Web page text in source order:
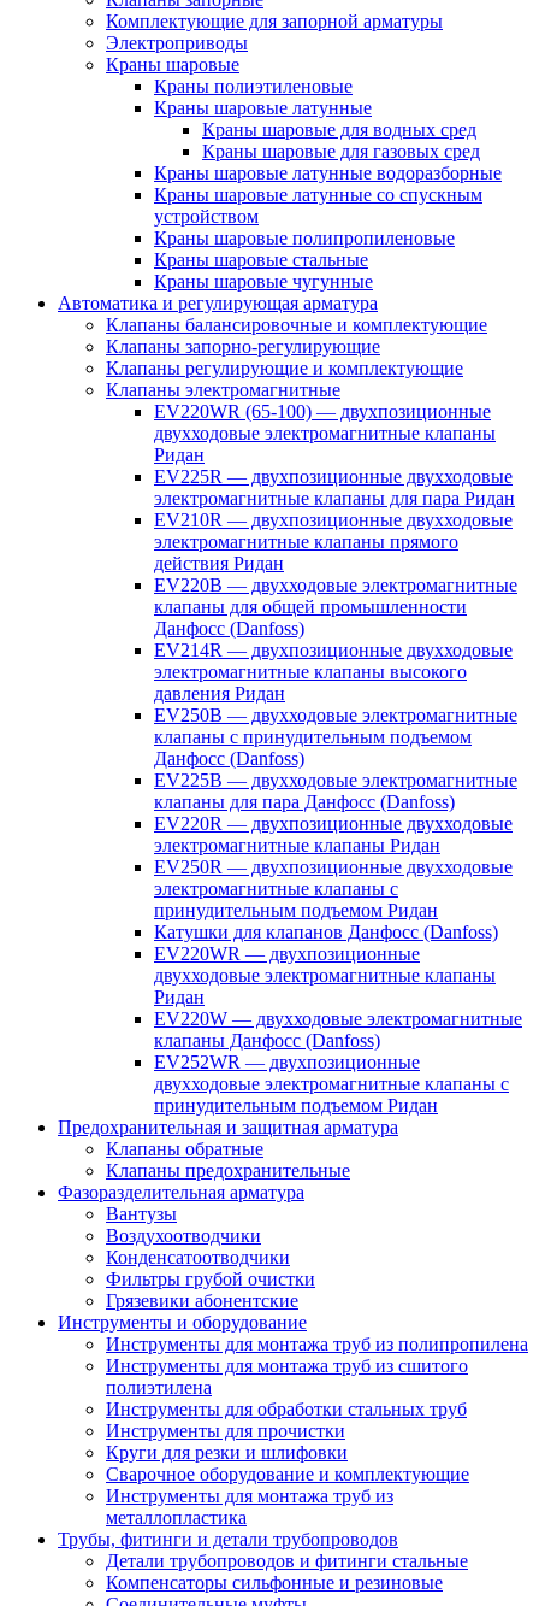
Комплектующие для запорной арматуры
Электроприводы
Краны шаровые
Краны полиэтиленовые
Краны шаровые латунные
Краны шаровые для водных сред
Краны шаровые для газовых сред
Краны шаровые латунные водоразборные
Краны шаровые латунные со спускным
устройством
Краны шаровые полипропиленовые
Краны шаровые стальные
Краны шаровые чугунные
Автоматика и регулирующая арматура
Клапаны балансировочные и комплектующие
Клапаны запорно-регулирующие
Клапаны регулирующие и комплектующие
Клапаны электромагнитные
EV220WR (65-100) — двухпозиционные
двухходовые электромагнитные клапаны
Ридан
EV225R — двухпозиционные двухходовые
электромагнитные клапаны для пара Ридан
EV210R — двухпозиционные двухходовые
электромагнитные клапаны прямого
действия Ридан
EV220B — двухходовые электромагнитные
клапаны для общей промышленности
Данфосс (Danfoss)
EV214R — двухпозиционные двухходовые
электромагнитные клапаны высокого
давления Ридан
EV250B — двухходовые электромагнитные
клапаны с принудительным подъемом
Данфосс (Danfoss)
EV225B — двухходовые электромагнитные
клапаны для пара Данфосс (Danfoss)
EV220R — двухпозиционные двухходовые
электромагнитные клапаны Ридан
EV250R — двухпозиционные двухходовые
электромагнитные клапаны с
принудительным подъемом Ридан
Катушки для клапанов Данфосс (Danfoss)
EV220WR — двухпозиционные
двухходовые электромагнитные клапаны
Ридан
EV220W — двухходовые электромагнитные
клапаны Данфосс (Danfoss)
EV252WR — двухпозиционные
двухходовые электромагнитные клапаны с
принудительным подъемом Ридан
Предохранительная и защитная арматура
Клапаны обратные
Клапаны предохранительные
Фазоразделительная арматура
Вантузы
Воздухоотводчики
Конденсатоотводчики
Фильтры грубой очистки
Грязевики абонентские
Инструменты и оборудование
Инструменты для монтажа труб из полипропилена
Инструменты для монтажа труб из сшитого
полиэтилена
Инструменты для обработки стальных труб
Инструменты для прочистки
Круги для резки и шлифовки
Сварочное оборудование и комплектующие
Инструменты для монтажа труб из
металлопластика
Трубы, фитинги и детали трубопроводов
Детали трубопроводов и фитинги стальные
Компенсаторы сильфонные и резиновые